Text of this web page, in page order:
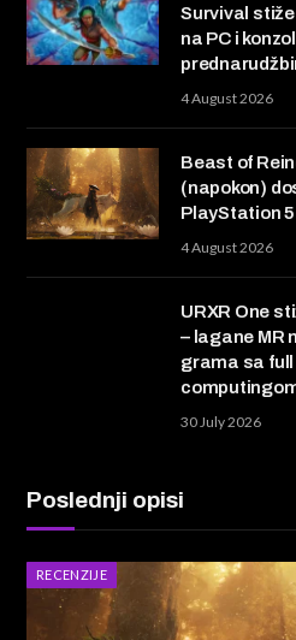
Survival
na PC i
4 August 2026
Beast of
(napokon)
PlayStation 5
4 August 2026
URXR One
– lagane MR
grama sa full
30 July 2026
Poslednji opisi
RECENZIJE